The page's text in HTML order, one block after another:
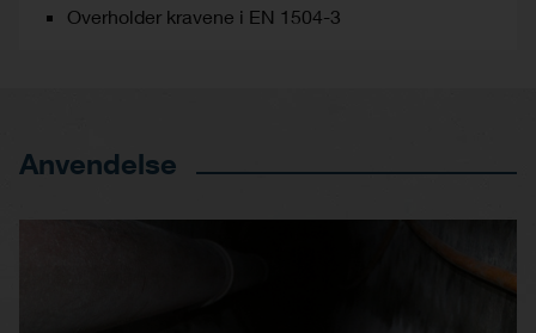
Overholder kravene i EN 1504-3
Anvendelse